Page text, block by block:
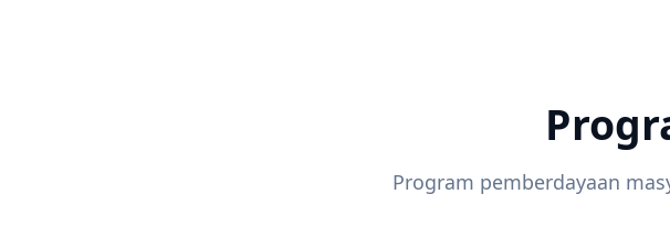
Program pemberdayaan